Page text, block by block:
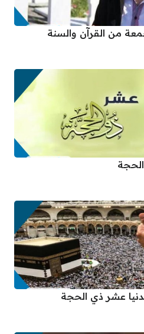
من القرآن والسنة
عشر ذي الحجة